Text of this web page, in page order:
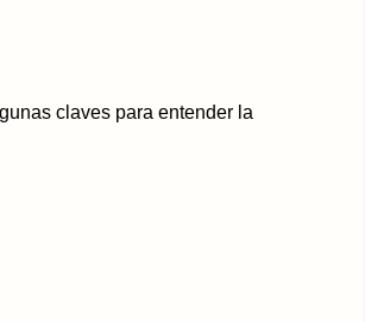
claves para entender la